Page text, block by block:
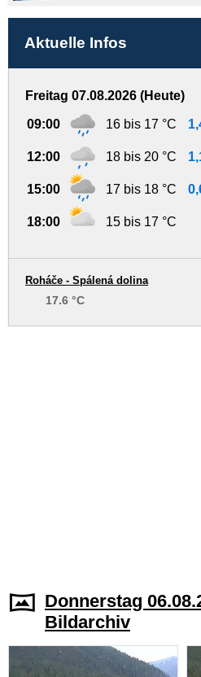
Aktuelle Infos
Freitag 07.08.2026 (Heute)
09:00 16 bis 17 °C
12:00 18 bis 20 °C
15:00 17 bis 18 °C
18:00 15 bis 17 °C
Roháče - Spálená dolina
17.6 °C
Donnerstag
Bildarchiv